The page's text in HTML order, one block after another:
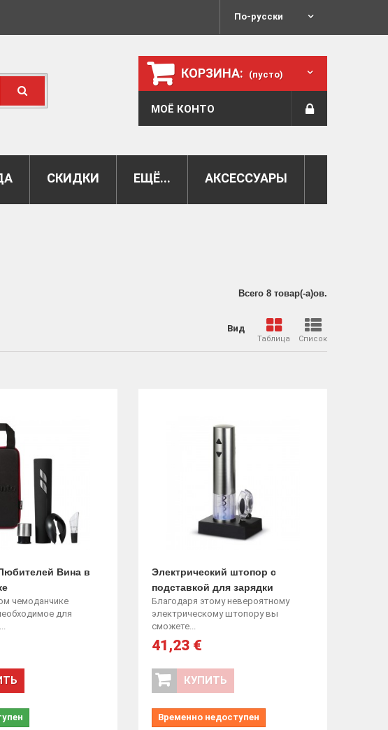
По-русски
КОРЗИНА: (пусто)
МОЁ КОНТО
СКИДКИ ЕЩЁ... АКСЕССУАРЫ
Всего 8 товар(-a)ов.
Вид
Таблица Список
Вина в
чемоданчике
для
Электрический штопор с
подставкой для зарядки
Благодаря этому невероятному
электрическому штопору вы
сможете...
41,23 €
КУПИТЬ
Временно недоступен